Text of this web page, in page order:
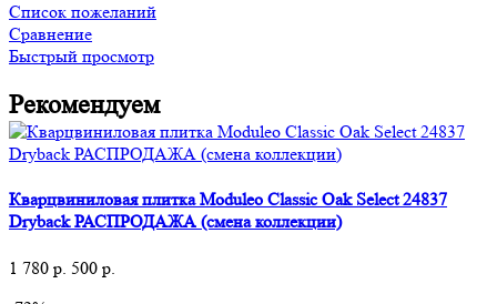
Список пожеланий
Сравнение
Быстрый просмотр
Рекомендуем
Кварцвиниловая плитка Moduleo Classic Oak Select 24837
Dryback РАСПРОДАЖА (смена коллекции)
1 780 р. 500 р.